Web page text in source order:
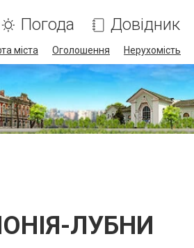
Погода Довідник
міста Оголошення Нерухомість
ЛУБНИ